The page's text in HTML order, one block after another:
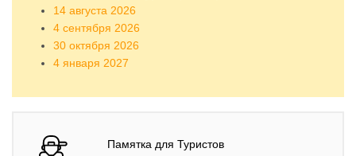
14 августа 2026
4 сентября 2026
30 октября 2026
4 января 2027
Памятка для Туристов